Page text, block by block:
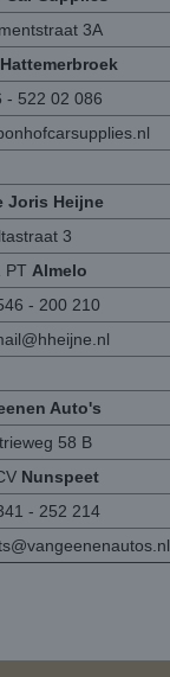
3A
Hattemerbroek
- 522 02 086
Joris Heijne
3
PT Almelo
- 200 210
Auto's
58 B
Nunspeet
- 252 214